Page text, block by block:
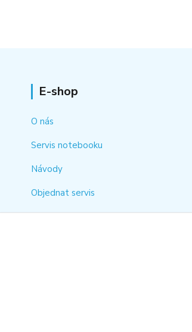
E-shop
O nás
Servis notebooku
Návody
Objednat servis
Kontakt